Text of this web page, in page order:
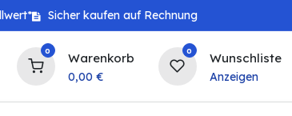
Sicher kaufen auf Rechnung
0 Warenkorb
0,00 €
0 Wunschliste
Anzeigen